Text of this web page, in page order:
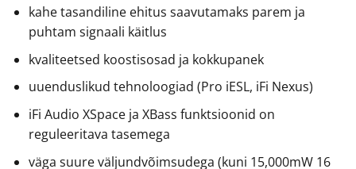
kahe tasandiline ehitus saavutamaks parem ja
puhtam signaali käitlus
kvaliteetsed koostisosad ja kokkupanek
uuenduslikud tehnoloogiad (Pro iESL, iFi Nexus)
iFi Audio XSpace ja XBass funktsioonid on
reguleeritava tasemega
väga suure väljundvõimsudega (kuni 15,000mW 16